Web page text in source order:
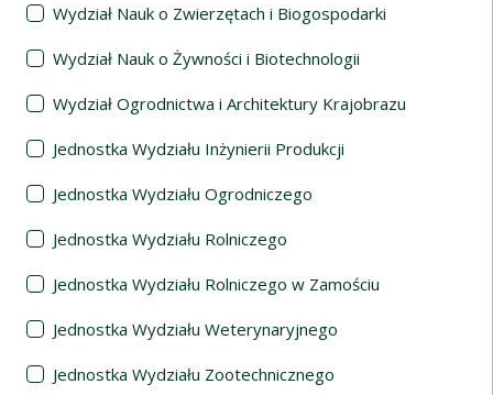
Wydział Nauk o Zwierzętach i Biogospodarki
Wydział Nauk o Żywności i Biotechnologii
Wydział Ogrodnictwa i Architektury Krajobrazu
Jednostka Wydziału Inżynierii Produkcji
Jednostka Wydziału Ogrodniczego
Jednostka Wydziału Rolniczego
Jednostka Wydziału Rolniczego w Zamościu
Jednostka Wydziału Weterynaryjnego
Jednostka Wydziału Zootechnicznego